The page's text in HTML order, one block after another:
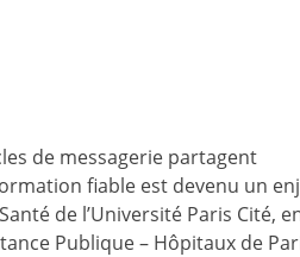
de messagerie partagent
fiable est devenu un
de l’Université Paris Cité,
Publique – Hôpitaux de